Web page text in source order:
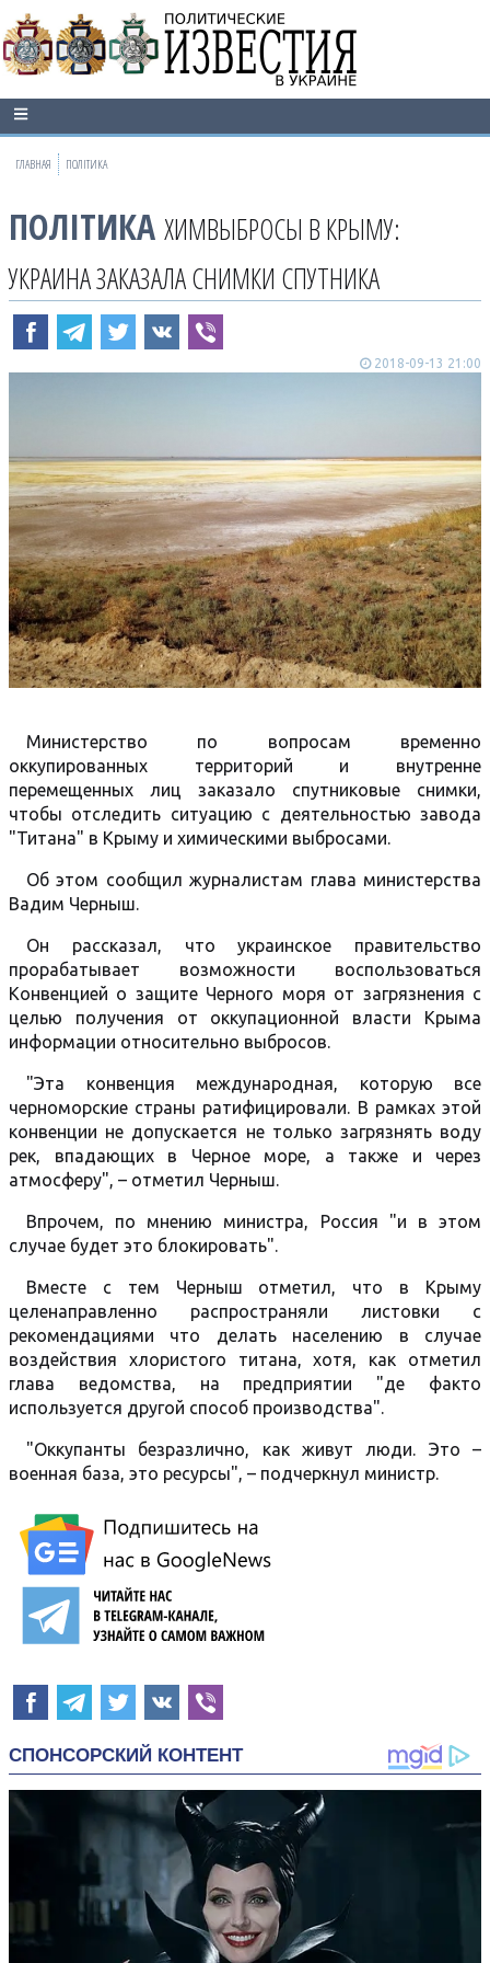
ГЛАВНАЯ ПОЛІТИКА
ПОЛІТИКА ХИМВЫБРОСЫ В КРЫМУ:
УКРАИНА ЗАКАЗАЛА СНИМКИ СПУТНИКА
2018-09-13 21:00
Министерство по вопросам временно
оккупированных территорий и внутренне
перемещенных лиц заказало спутниковые снимки,
чтобы отследить ситуацию с деятельностью завода
"Титана" в Крыму и химическими выбросами.
Об этом сообщил журналистам глава министерства
Вадим Черныш.
Он рассказал, что украинское правительство
прорабатывает возможности воспользоваться
Конвенцией о защите Черного моря от загрязнения с
целью получения от оккупационной власти Крыма
информации относительно выбросов.
"Эта конвенция международная, которую все
черноморские страны ратифицировали. В рамках этой
конвенции не допускается не только загрязнять воду
рек, впадающих в Черное море, а также и через
атмосферу", – отметил Черныш.
Впрочем, по мнению министра, Россия "и в этом
случае будет это блокировать".
Вместе с тем Черныш отметил, что в Крыму
целенаправленно распространяли листовки с
рекомендациями что делать населению в случае
воздействия хлористого титана, хотя, как отметил
глава ведомства, на предприятии "де факто
используется другой способ производства".
"Оккупанты безразлично, как живут люди. Это –
военная база, это ресурсы", – подчеркнул министр.